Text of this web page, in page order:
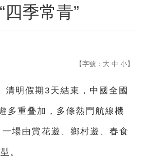
季常青”
【字號： 大 中 小】
明假期3天結束，中國全國
多重叠加，多條熱門航線機
場由賞花遊、鄉村遊、春食
。